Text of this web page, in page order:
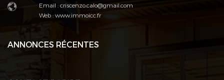
Email : criscenzo.calo@gmail.com
Web :www.immoicc.fr
ANNONCES RÉCENTES